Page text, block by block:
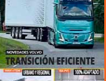
Mobility Conference,